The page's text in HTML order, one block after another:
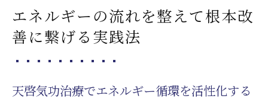
エネルギーの流れを整えて根本改
善に繋げる実践法
天啓気功治療でエネルギー循環を活性化する